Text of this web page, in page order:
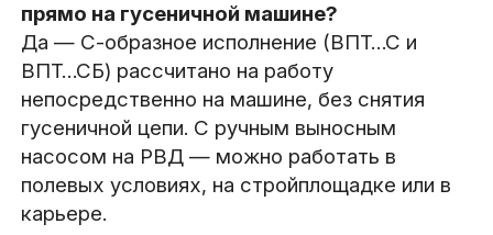
прямо на гусеничной машине?
Да — С-образное исполнение (ВПТ…С и
ВПТ…СБ) рассчитано на работу
непосредственно на машине, без снятия
гусеничной цепи. С ручным выносным
насосом на РВД — можно работать в
полевых условиях, на стройплощадке или в
карьере.